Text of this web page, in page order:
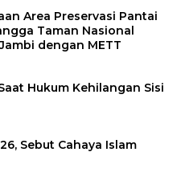
Area Preservasi Pantai
Taman Nasional
dengan METT
Hukum Kehilangan Sisi
Sebut Cahaya Islam